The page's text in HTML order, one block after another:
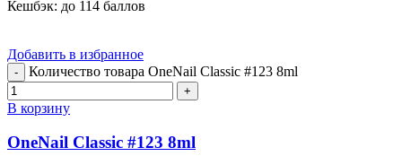
Кешбэк: до 114 баллов
Добавить в избранное
Количество товара OneNail Classic #123 8ml
В корзину
OneNail Classic #123 8ml